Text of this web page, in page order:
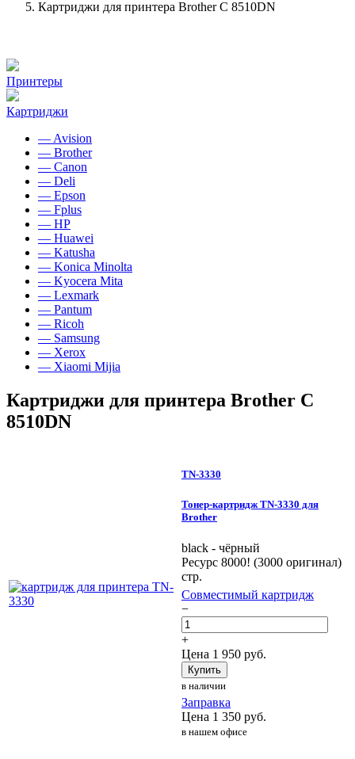
Картриджи для принтера Brother C 8510DN
Принтеры
Картриджи
— Avision
— Brother
— Canon
— Deli
— Epson
— Fplus
— HP
— Huawei
— Katusha
— Konica Minolta
— Kyocera Mita
— Lexmark
— Pantum
— Ricoh
— Samsung
— Xerox
— Xiaomi Mijia
Картриджи для принтера Brother C
8510DN
TN-3330
Тонер-картридж TN-3330 для
Brother
black - чёрный
Ресурс 8000! (3000 оригинал)
стр.
Совместимый картридж
−
+
Цена 1 950 руб.
Купить
в наличии
Заправка
Цена 1 350 руб.
в нашем офисе